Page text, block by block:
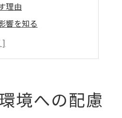
理由
響を知る
準
み
負荷を最小限に
境への配慮